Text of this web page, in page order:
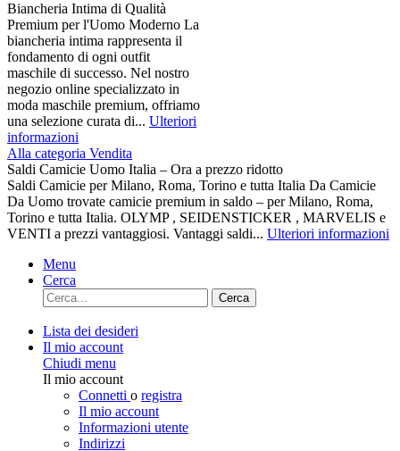
Biancheria Intima di Qualità
Premium per l'Uomo Moderno La
biancheria intima rappresenta il
fondamento di ogni outfit
maschile di successo. Nel nostro
negozio online specializzato in
moda maschile premium, offriamo
una selezione curata di... Ulteriori
informazioni
Alla categoria Vendita
Saldi Camicie Uomo Italia – Ora a prezzo ridotto
Saldi Camicie per Milano, Roma, Torino e tutta Italia Da Camicie
Da Uomo trovate camicie premium in saldo – per Milano, Roma,
Torino e tutta Italia. OLYMP , SEIDENSTICKER , MARVELIS e
VENTI a prezzi vantaggiosi. Vantaggi saldi... Ulteriori informazioni
Menu
Cerca
Cerca
Lista dei desideri
Il mio account
Chiudi menu
Il mio account
Connetti o registra
Il mio account
Informazioni utente
Indirizzi